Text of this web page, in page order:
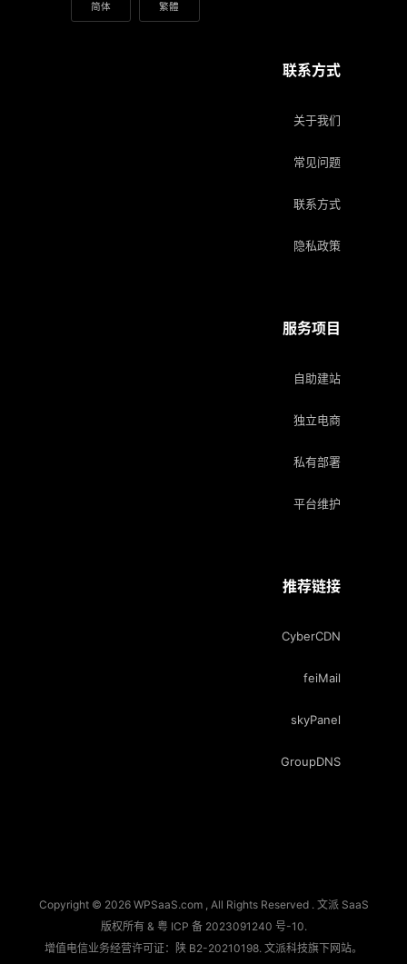
简体 繁體
联系方式
关于我们
常见问题
联系方式
隐私政策
服务项目
自助建站
独立电商
私有部署
平台维护
推荐链接
CyberCDN
feiMail
skyPanel
GroupDNS
Copyright © 2026 WPSaaS.com , All Rights Reserved . 文派 SaaS
版权所有 & 粤 ICP 备 2023091240 号-10.
增值电信业务经营许可证：陕 B2-20210198. 文派科技旗下网站。